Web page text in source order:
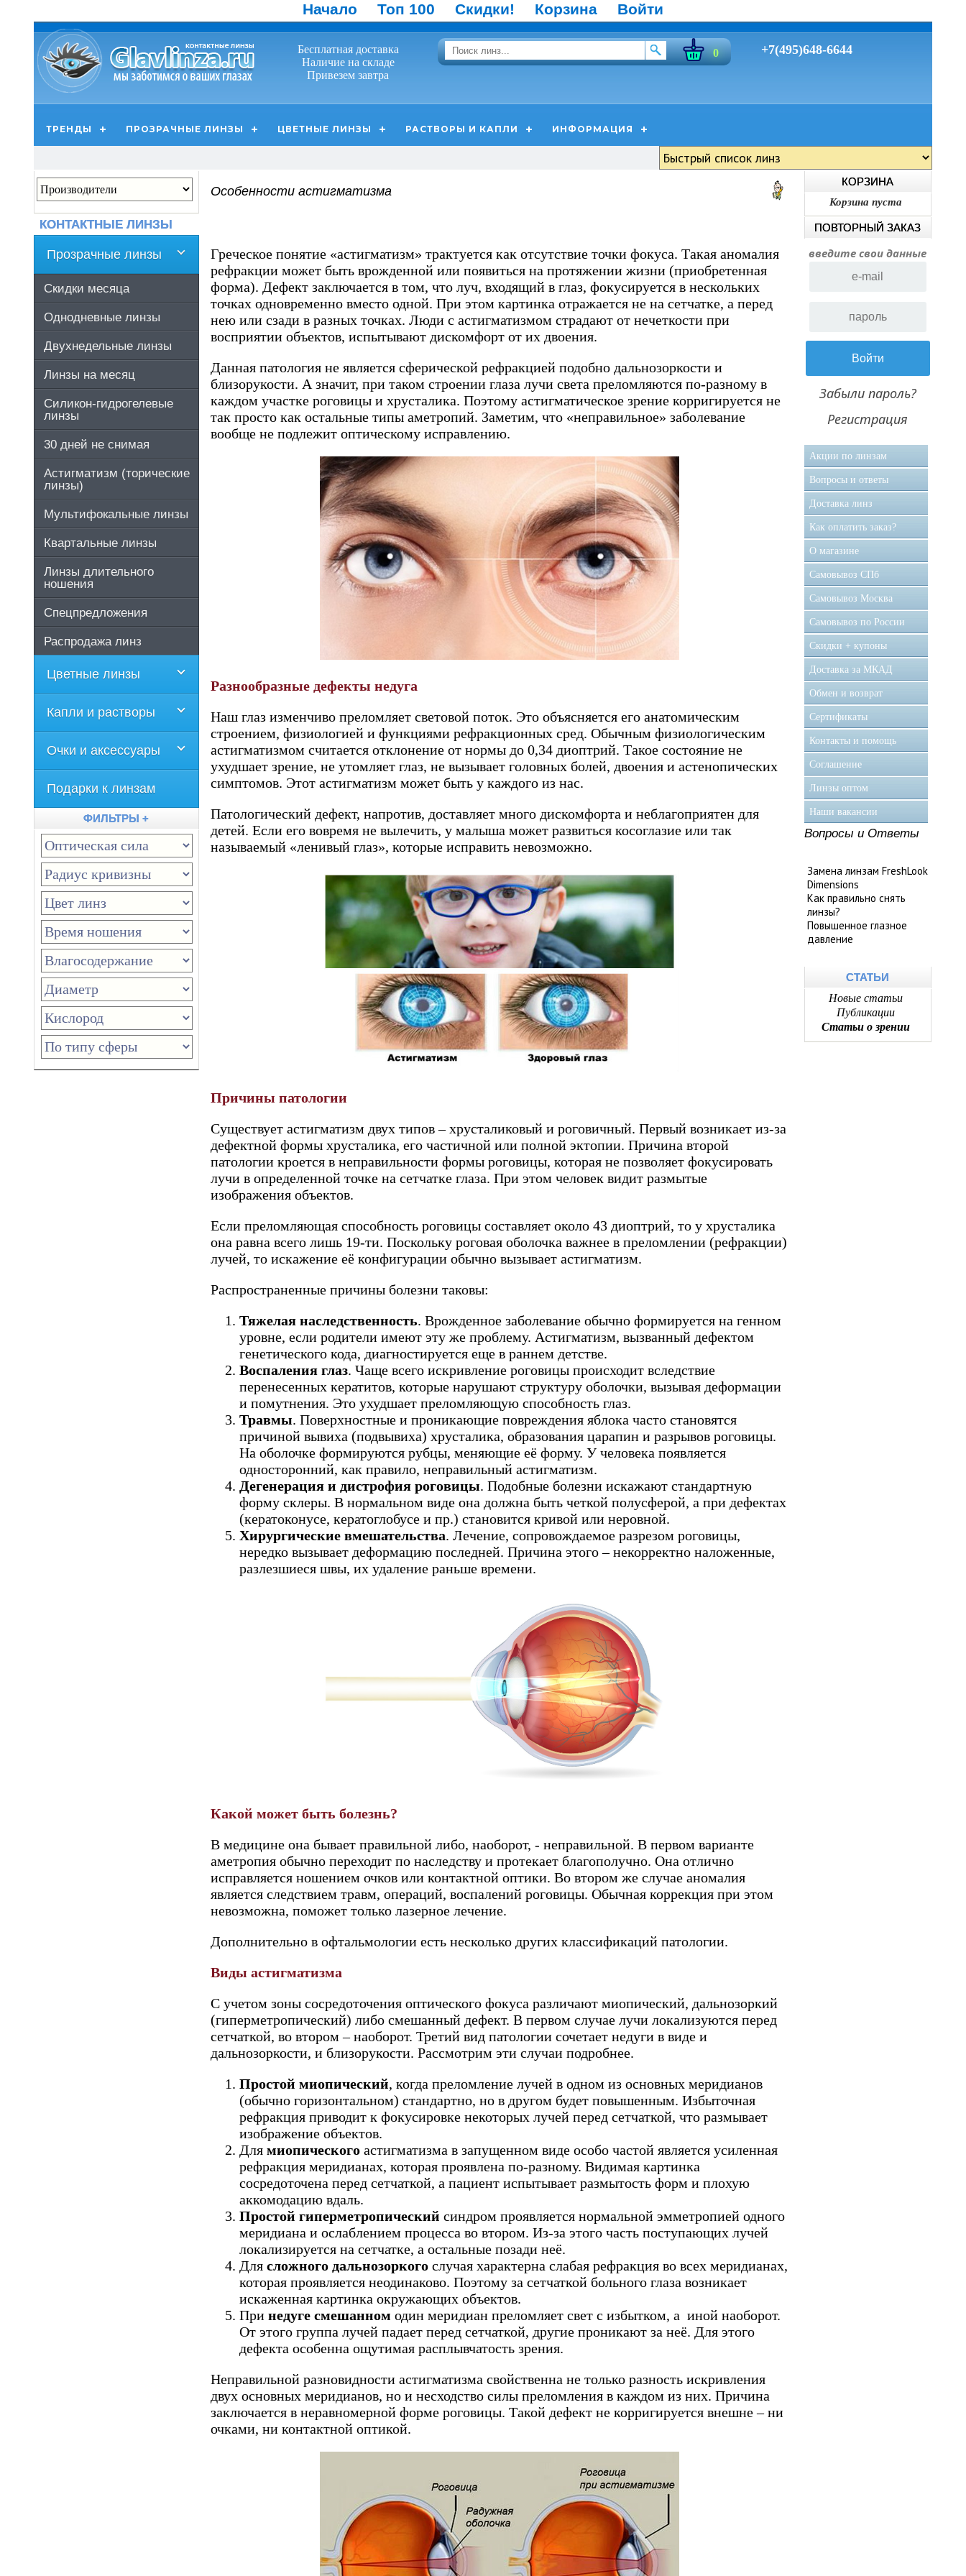
Начало Топ 100 Скидки! Корзина Войти
Бесплатная доставка
Наличие на складе
Привезем завтра
0 +7(495)648-6644
ТРЕНДЫ ПРОЗРАЧНЫЕ ЛИНЗЫ ЦВЕТНЫЕ ЛИНЗЫ РАСТВОРЫ И КАПЛИ ИНФОРМАЦИЯ
Особенности астигматизма
Греческое понятие «астигматизм» трактуется как отсутствие точки фокуса. Такая аномалия
рефракции может быть врожденной или появиться на протяжении жизни (приобретенная
форма). Дефект заключается в том, что луч, входящий в глаз, фокусируется в нескольких
точках одновременно вместо одной. При этом картинка отражается не на сетчатке, а перед
нею или сзади в разных точках. Люди с астигматизмом страдают от нечеткости при
восприятии объектов, испытывают дискомфорт от их двоения.
Данная патология не является сферической рефракцией подобно дальнозоркости и
близорукости. А значит, при таком строении глаза лучи света преломляются по-разному в
каждом участке роговицы и хрусталика. Поэтому астигматическое зрение корригируется не
так просто как остальные типы аметропий. Заметим, что «неправильное» заболевание
вообще не подлежит оптическому исправлению.
Разнообразные дефекты недуга
Наш глаз изменчиво преломляет световой поток. Это объясняется его анатомическим
строением, физиологией и функциями рефракционных сред. Обычным физиологическим
астигматизмом считается отклонение от нормы до 0,34 диоптрий. Такое состояние не
ухудшает зрение, не утомляет глаз, не вызывает головных болей, двоения и астенопических
симптомов. Этот астигматизм может быть у каждого из нас.
Патологический дефект, напротив, доставляет много дискомфорта и неблагоприятен для
детей. Если его вовремя не вылечить, у малыша может развиться косоглазие или так
называемый «ленивый глаз», которые исправить невозможно.
Причины патологии
Существует астигматизм двух типов – хрусталиковый и роговичный. Первый возникает из-за
дефектной формы хрусталика, его частичной или полной эктопии. Причина второй
патологии кроется в неправильности формы роговицы, которая не позволяет фокусировать
лучи в определенной точке на сетчатке глаза. При этом человек видит размытые
изображения объектов.
Если преломляющая способность роговицы составляет около 43 диоптрий, то у хрусталика
она равна всего лишь 19-ти. Поскольку роговая оболочка важнее в преломлении (рефракции)
лучей, то искажение её конфигурации обычно вызывает астигматизм.
Распространенные причины болезни таковы:
Тяжелая наследственность. Врожденное заболевание обычно формируется на генном
уровне, если родители имеют эту же проблему. Астигматизм, вызванный дефектом
генетического кода, диагностируется еще в раннем детстве.
Воспаления глаз. Чаще всего искривление роговицы происходит вследствие
перенесенных кератитов, которые нарушают структуру оболочки, вызывая деформации
и помутнения. Это ухудшает преломляющую способность глаз.
Травмы. Поверхностные и проникающие повреждения яблока часто становятся
причиной вывиха (подвывиха) хрусталика, образования царапин и разрывов роговицы.
На оболочке формируются рубцы, меняющие её форму. У человека появляется
односторонний, как правило, неправильный астигматизм.
Дегенерация и дистрофия роговицы. Подобные болезни искажают стандартную
форму склеры. В нормальном виде она должна быть четкой полусферой, а при дефектах
(кератоконусе, кератоглобусе и пр.) становится кривой или неровной.
Хирургические вмешательства. Лечение, сопровождаемое разрезом роговицы,
нередко вызывает деформацию последней. Причина этого – некорректно наложенные,
разлезшиеся швы, их удаление раньше времени.
Какой может быть болезнь?
В медицине она бывает правильной либо, наоборот, - неправильной. В первом варианте
аметропия обычно переходит по наследству и протекает благополучно. Она отлично
исправляется ношением очков или контактной оптики. Во втором же случае аномалия
является следствием травм, операций, воспалений роговицы. Обычная коррекция при этом
невозможна, поможет только лазерное лечение.
Дополнительно в офтальмологии есть несколько других классификаций патологии.
Виды астигматизма
С учетом зоны сосредоточения оптического фокуса различают миопический, дальнозоркий
(гиперметропический) либо смешанный дефект. В первом случае лучи локализуются перед
сетчаткой, во втором – наоборот. Третий вид патологии сочетает недуги в виде и
дальнозоркости, и близорукости. Рассмотрим эти случаи подробнее.
Простой миопический, когда преломление лучей в одном из основных меридианов
(обычно горизонтальном) стандартно, но в другом будет повышенным. Избыточная
рефракция приводит к фокусировке некоторых лучей перед сетчаткой, что размывает
изображение объектов.
Длямиопическогоастигматизма в запущенном виде особо частой является усиленная
рефракция меридианах, которая проявлена по-разному. Видимая картинка
сосредоточена перед сетчаткой, а пациент испытывает размытость форм и плохую
аккомодацию вдаль.
Простой гиперметропический синдром проявляется нормальной эмметропией одного
меридиана и ослаблением процесса во втором. Из-за этого часть поступающих лучей
локализируется на сетчатке, а остальные позади неё.
Для сложного дальнозоркого случая характерна слабая рефракция во всех меридианах,
которая проявляется неодинаково. Поэтому за сетчаткой больного глаза возникает
искаженная картинка окружающих объектов.
Принедуге смешанном один меридиан преломляет свет с избытком, а иной наоборот.
От этого группа лучей падает перед сетчаткой, другие проникают за неё. Для этого
дефекта особенна ощутимая расплывчатость зрения.
Неправильной разновидности астигматизма свойственна не только разность искривления
двух основных меридианов, но и несходство силы преломления в каждом из них. Причина
заключается в неравномерной форме роговицы. Такой дефект не корригируется внешне – ни
очками, ни контактной оптикой.
КОНТАКТНЫЕ ЛИНЗЫ
Прозрачные линзы
Скидки месяца
Однодневные линзы
Двухнедельные линзы
Линзы на месяц
Силикон-гидрогелевые
линзы
30 дней не снимая
Астигматизм (торические
линзы)
Мультифокальные линзы
Квартальные линзы
Линзы длительного
ношения
Спецпредложения
Распродажа линз
Цветные линзы
Капли и растворы
Очки и аксессуары
Подарки к линзам
ФИЛЬТРЫ +
КОРЗИНА
Корзина пуста
ПОВТОРНЫЙ ЗАКАЗ
введите свои данные
Забыли пароль?
Регистрация
Акции по линзам
Вопросы и ответы
Доставка линз
Как оплатить заказ?
О магазине
Самовывоз CПб
Самовывоз Москва
Самовывоз по России
Скидки + купоны
Доставка за МКАД
Обмен и возврат
Сертификаты
Контакты и помощь
Соглашение
Линзы оптом
Наши вакансии
Вопросы и Ответы
Замена линзам FreshLook
Dimensions
Как правильно снять
линзы?
Повышенное глазное
давление
СТАТЬИ
Новые статьи
Публикации
Статьи о зрении